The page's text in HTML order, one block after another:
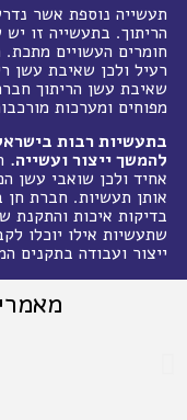
תעשייה נוספת אשר
הריתוך. בתעשייה זו
חומרים העשויים
רעיל ולכן שאיבת עשן
שאיבת עשן הריתוך
מפוחים ומערכות
בתעשיות רבות
להמשך ייצור ועשייה.
אחיד ולכן שואבי עשן
אותן תעשיות. חברת
בדיקות איכות והתקנת
שתעשיות אילו יוכלו
ייצור ועבודה בתקנים